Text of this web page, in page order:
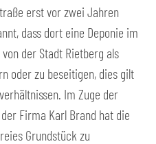
erst vor zwei Jahren
dass dort eine Deponie im
der Stadt Rietberg als
oder zu beseitigen, dies gilt
Im Zuge der
Firma Karl Brand hat die
Grundstück zu